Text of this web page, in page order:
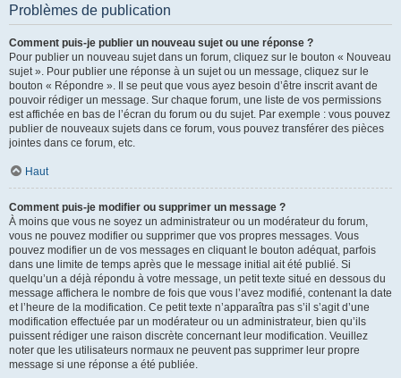
Problèmes de publication
Comment puis-je publier un nouveau sujet ou une réponse ?
Pour publier un nouveau sujet dans un forum, cliquez sur le bouton « Nouveau
sujet ». Pour publier une réponse à un sujet ou un message, cliquez sur le
bouton « Répondre ». Il se peut que vous ayez besoin d’être inscrit avant de
pouvoir rédiger un message. Sur chaque forum, une liste de vos permissions
est affichée en bas de l’écran du forum ou du sujet. Par exemple : vous pouvez
publier de nouveaux sujets dans ce forum, vous pouvez transférer des pièces
jointes dans ce forum, etc.
Haut
Comment puis-je modifier ou supprimer un message ?
À moins que vous ne soyez un administrateur ou un modérateur du forum,
vous ne pouvez modifier ou supprimer que vos propres messages. Vous
pouvez modifier un de vos messages en cliquant le bouton adéquat, parfois
dans une limite de temps après que le message initial ait été publié. Si
quelqu’un a déjà répondu à votre message, un petit texte situé en dessous du
message affichera le nombre de fois que vous l’avez modifié, contenant la date
et l’heure de la modification. Ce petit texte n’apparaîtra pas s’il s’agit d’une
modification effectuée par un modérateur ou un administrateur, bien qu’ils
puissent rédiger une raison discrète concernant leur modification. Veuillez
noter que les utilisateurs normaux ne peuvent pas supprimer leur propre
message si une réponse a été publiée.